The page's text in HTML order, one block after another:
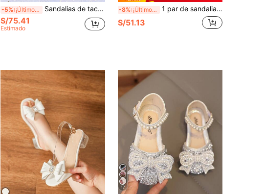
-5% ¡Últimos 3 días Sandalias de tacón alto para niños con purpurina plateada y estilo minimalista, nuevas sandalias de tacón con lazo de princesa y punta abierta, altura del tacón de 3 cm, adecuadas para vestidos, pasarela y actuaciones
S/75.41
Estimado
-8% ¡Últimos 3 días 1 par de sandalias de tacón grueso con cristales soñadores para niñas, punta redonda y abierta, tacones altos de estilo princesa plateados con brillo y lazo y strass, adecuados para fiestas, reuniones y actuaciones
S/51.13
17